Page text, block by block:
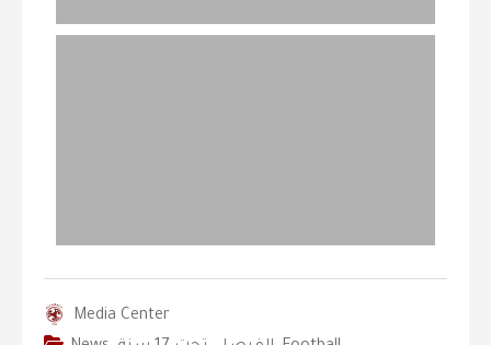
Media Center